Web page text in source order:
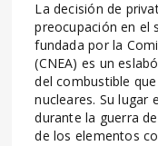
La decisión de
preocupación en el
fundada por la
(CNEA) es un
del combustible
nucleares. Su lugar
durante la guerra
de los elementos